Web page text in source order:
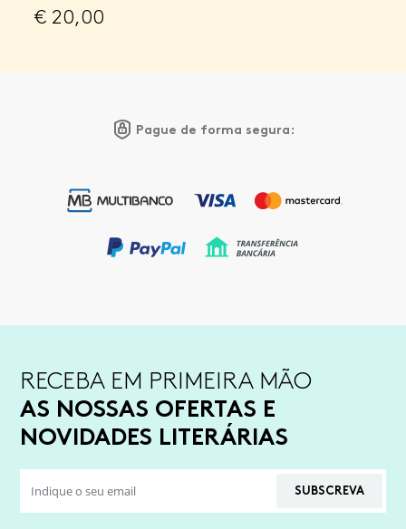
€ 20,00
Pague de forma segura:
RECEBA EM PRIMEIRA MÃO
AS NOSSAS OFERTAS E
NOVIDADES LITERÁRIAS
SUBSCREVA